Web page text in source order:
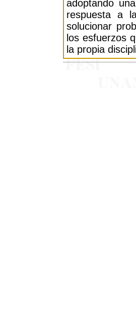
adoptando
respuesta a
solucionar
los esfuerzos
la propia